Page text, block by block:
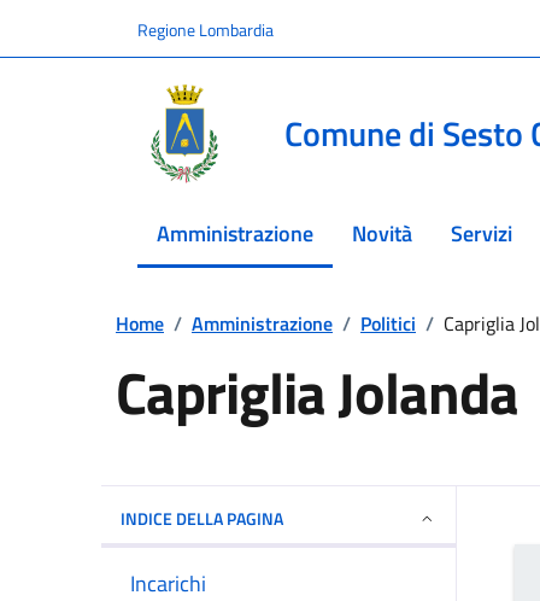
Regione Lombardia
Comune di Sesto
Amministrazione
menu selezionato Novità Servizi
Home / Amministrazione / Politici / Capriglia
Capriglia Jolanda
INDICE DELLA PAGINA
Incarichi